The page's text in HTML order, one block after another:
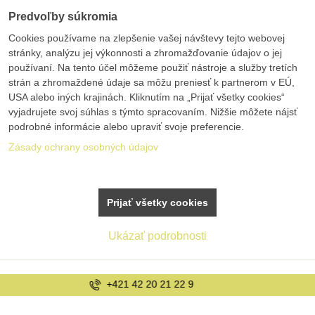
info@bolex.sk
Predvoľby súkromia
Cookies používame na zlepšenie vašej návštevy tejto webovej
stránky, analýzu jej výkonnosti a zhromažďovanie údajov o jej
používaní. Na tento účel môžeme použiť nástroje a služby tretích
strán a zhromaždené údaje sa môžu preniesť k partnerom v EÚ,
USA alebo iných krajinách. Kliknutím na „Prijať všetky cookies“
vyjadrujete svoj súhlas s týmto spracovaním. Nižšie môžete nájsť
podrobné informácie alebo upraviť svoje preferencie.
Zásady ochrany osobných údajov
Ukázať podrobnosti
Prijať všetky cookies